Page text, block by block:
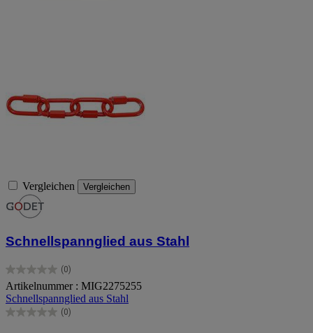
Vergleichen Vergleichen
Schnellspannglied aus Stahl
(0)
0.0
von
5
Sternen.
Artikelnummer : MIG2275255
Schnellspannglied aus Stahl
(0)
0.0